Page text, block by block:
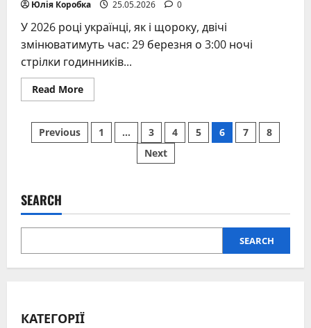
Юлія Коробка 25.05.2026 0
У 2026 році українці, як і щороку, двічі
змінюватимуть час: 29 березня о 3:00 ночі
стрілки годинників...
Read MoreRead
more
переводять
годинники
в
Posts
Previous 1 … 3 4 5 6 7
8
Next
SEARCH
SEARCH
КАТЕГОРІЇ